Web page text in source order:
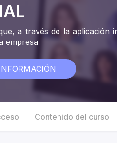
a través de la
empresa.
Contenido del curso